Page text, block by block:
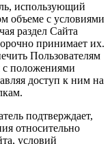
использующий
объеме с условиями
раздел Сайта
принимает их.
Пользователям
с положениями
доступ к ним на
подтверждает,
относительно
условий